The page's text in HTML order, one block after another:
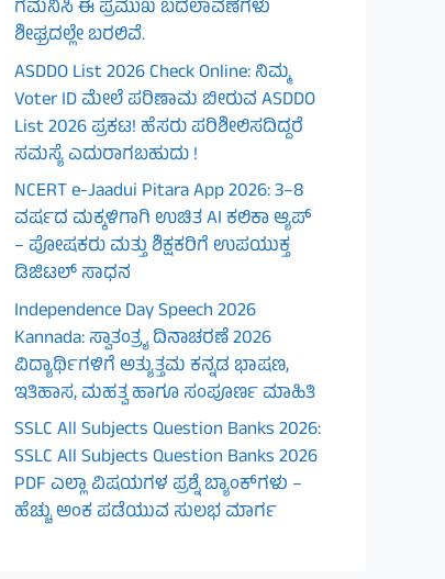
ಗಮನಿಸಿ ಈ ಪ್ರಮುಖ ಬದಲಾವಣೆಗಳು
ಶೀಘ್ರದಲ್ಲೇ ಬರಲಿವೆ.
ASDDO List 2026 Check Online: ನಿಮ್ಮ
Voter ID ಮೇಲೆ ಪರಿಣಾಮ ಬೀರುವ ASDDO
List 2026 ಪ್ರಕಟ! ಹೆಸರು ಪರಿಶೀಲಿಸದಿದ್ದರೆ
ಸಮಸ್ಯೆ ಎದುರಾಗಬಹುದು !
NCERT e-Jaadui Pitara App 2026: 3–8
ವರ್ಷದ ಮಕ್ಕಳಿಗಾಗಿ ಉಚಿತ AI ಕಲಿಕಾ ಆ್ಯಪ್
– ಪೋಷಕರು ಮತ್ತು ಶಿಕ್ಷಕರಿಗೆ ಉಪಯುಕ್ತ
ಡಿಜಿಟಲ್ ಸಾಧನ
Independence Day Speech 2026
Kannada: ಸ್ವಾತಂತ್ರ್ಯ ದಿನಾಚರಣೆ 2026
ವಿದ್ಯಾರ್ಥಿಗಳಿಗೆ ಅತ್ಯುತ್ತಮ ಕನ್ನಡ ಭಾಷಣ,
ಇತಿಹಾಸ, ಮಹತ್ವ ಹಾಗೂ ಸಂಪೂರ್ಣ ಮಾಹಿತಿ
SSLC All Subjects Question Banks 2026:
SSLC All Subjects Question Banks 2026
PDF ಎಲ್ಲಾ ವಿಷಯಗಳ ಪ್ರಶ್ನೆ ಬ್ಯಾಂಕ್‌ಗಳು –
ಹೆಚ್ಚು ಅಂಕ ಪಡೆಯುವ ಸುಲಭ ಮಾರ್ಗ